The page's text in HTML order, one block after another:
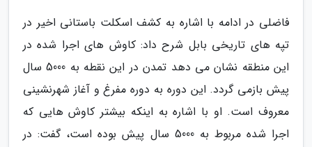
فاضلی در ادامه با اشاره به کشف اسکلت باستانی اخیر در
تپه های تاریخی بابل شرح داد: کاوش های اجرا شده در
این منطقه نشان می دهد تمدن در این نقطه به 5000 سال
پیش بازمی گردد. این دوره به دوره مفرغ و آغاز شهرنشینی
معروف است. او با اشاره به اینکه بیشتر کاوش هایی که
اجرا شده مربوط به 5000 سال پیش بوده است، گفت: در